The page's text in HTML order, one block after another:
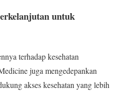
untuk
terhadap kesehatan
juga mengedepankan
akses kesehatan yang lebih